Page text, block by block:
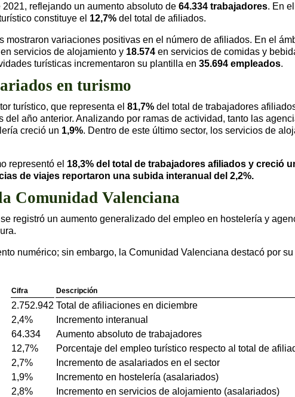
reflejando un aumento absoluto de 64.334 trabajadores. En
constituye el 12,7% del total de afiliados.
mostraron variaciones positivas en el número de afiliados. En el
en servicios de alojamiento y 18.574 en servicios de comidas y
turísticas incrementaron su plantilla en 35.694 empleados.
en turismo
turístico, que representa el 81,7% del total de trabajadores
del año anterior. Analizando por ramas de actividad, tanto las
creció un 1,9%. Dentro de este último sector, los servicios de
representó el 18,3% del total de trabajadores afiliados y creció
de viajes reportaron una subida interanual del 2,2%.
Comunidad Valenciana
registró un aumento generalizado del empleo en hostelería y
numérico; sin embargo, la Comunidad Valenciana destacó por
Cifra Descripción
2.752.942 Total de afiliaciones en diciembre
2,4%
Incremento interanual
64.334
Aumento absoluto de trabajadores
12,7%
Porcentaje del empleo turístico respecto al total de
2,7%
Incremento de asalariados en el sector
1,9%
Incremento en hostelería (asalariados)
2,8%
Incremento en servicios de alojamiento (asalariados)